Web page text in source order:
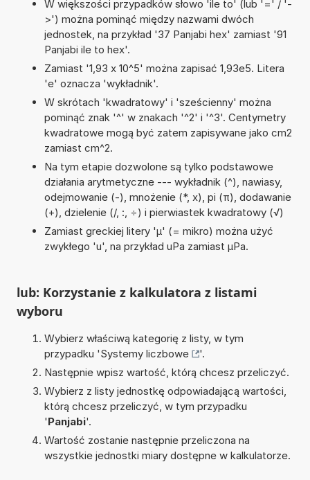
W większości przypadków słowo 'ile to' (lub '=' / '-
>') można pominąć między nazwami dwóch
jednostek, na przykład '37 Panjabi hex' zamiast '91
Panjabi ile to hex'.
Zamiast '1,93 x 10^5' można zapisać 1,93e5. Litera
'e' oznacza 'wykładnik'.
W skrótach 'kwadratowy' i 'sześcienny' można
pominąć znak '^' w znakach '^2' i '^3'. Centymetry
kwadratowe mogą być zatem zapisywane jako cm2
zamiast cm^2.
Na tym etapie dozwolone są tylko podstawowe
działania arytmetyczne --- wykładnik (^), nawiasy,
odejmowanie (-), mnożenie (*, x), pi (π), dodawanie
(+), dzielenie (/, :, ÷) i pierwiastek kwadratowy (√)
Zamiast greckiej litery 'µ' (= mikro) można użyć
zwykłego 'u', na przykład uPa zamiast µPa.
lub: Korzystanie z kalkulatora z listami
wyboru
Wybierz właściwą kategorię z listy, w tym
przypadku 'Systemy liczbowe
'.
Następnie wpisz wartość, którą chcesz przeliczyć.
Wybierz z listy jednostkę odpowiadającą wartości,
którą chcesz przeliczyć, w tym przypadku
'Panjabi'.
Wartość zostanie następnie przeliczona na
wszystkie jednostki miary dostępne w kalkulatorze.